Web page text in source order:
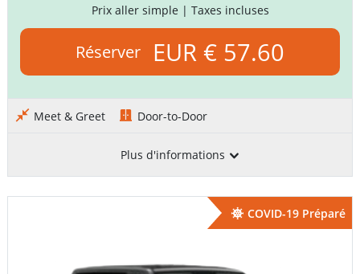
Prix aller simple | Taxes incluses
Réserver EUR € 57.60
Meet & Greet Door-to-Door
Plus d'informations
COVID-19 Préparé